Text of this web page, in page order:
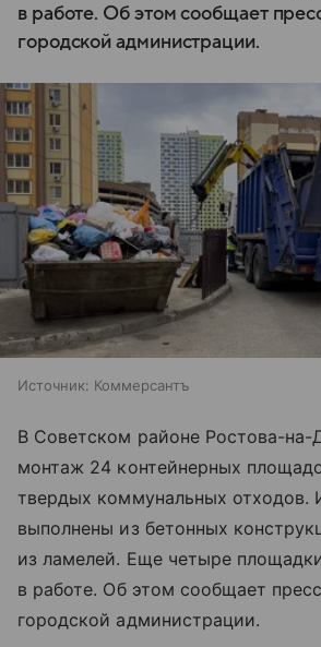
в работе. Об этом сообщает
городской администрации.
Источник: Коммерсантъ
В Советском районе Ростова-на-
монтаж 24 контейнерных
твердых коммунальных отходов.
выполнены из бетонных
из ламелей. Еще четыре
в работе. Об этом сообщает
городской администрации.